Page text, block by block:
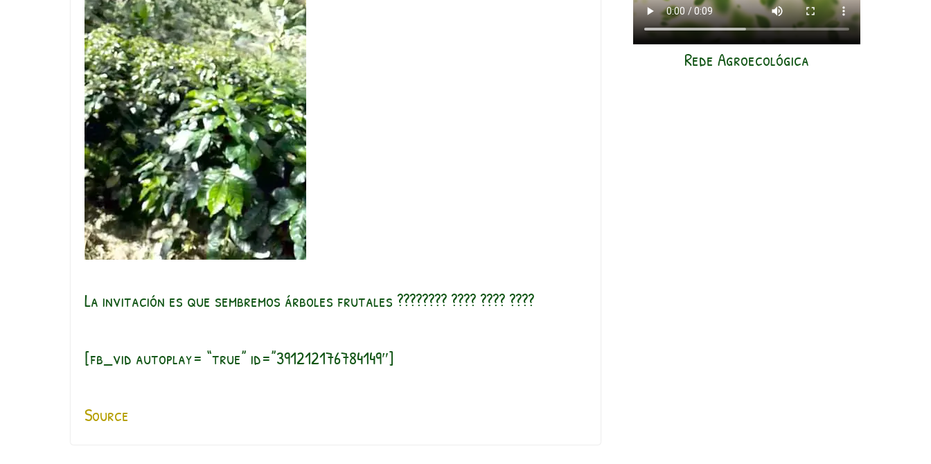
La invitación es que sembremos árboles frutales ???????? ???? ???? ????
[fb_vid autoplay= “true” id=”391212176784149″]
Source
Rede Agroecológica